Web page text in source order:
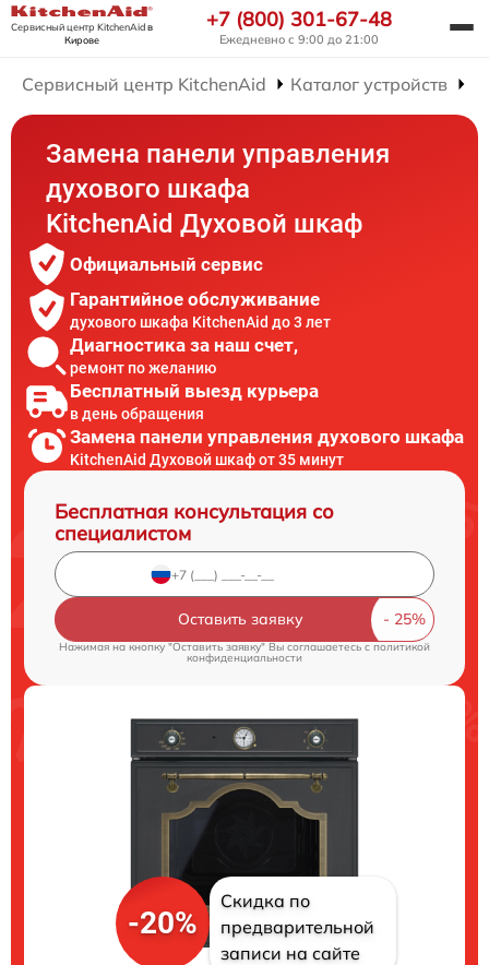
Сервисный центр KitchenAidв
Кирове
+7 (800) 301-67-48
Ежедневно с 9:00 до 21:00
Сервисный центр KitchenAid Каталог устройств
Замена панели управления
духового шкафа
KitchenAid Духовой шкаф
Официальный сервис
Гарантийное обслуживание
духового шкафа KitchenAid до 3 лет
Диагностика за наш счет,
ремонт по желанию
Бесплатный выезд курьера
в день обращения
Замена панели управления духового шкафа
KitchenAid Духовой шкаф от 35 минут
Бесплатная консультация со
специалистом
Оставить заявку
Нажимая на кнопку "Оставить заявку" Вы соглашаетесь cполитикой
конфиденциальности
-20%
Скидка по
предварительной
записи на сайте